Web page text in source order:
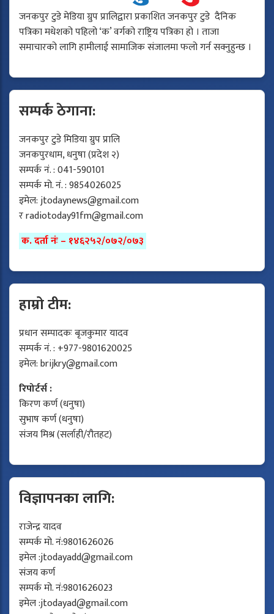
जनकपुर टुडे मेडिया ग्रुप प्रालिद्वारा प्रकाशित जनकपुर टुडे दैनिक
पत्रिका मधेशको पहिलो ‘क’ वर्गको राष्ट्रिय पत्रिका हो । ताजा
समाचारको लागि हामीलाई सामाजिक संजालमा फलो गर्न सक्नुहुन्छ ।
सम्पर्क ठेगाना:
जनकपुर टुडे मिडिया ग्रुप प्रालि
जनकपुरधाम, धनुषा (प्रदेश २)
सम्पर्क नं. : 041-590101
सम्पर्क मो. नं. : 9854026025
इमेल:jtodaynews@gmail.com
रradiotoday91fm@gmail.com
क. दर्ता नंः – १४६२५२/०७२/०७३
हाम्रो टीम:
प्रधान सम्पादकः बृजकुमार यादव
सम्पर्क नं. : +977-9801620025
इमेल:brijkry@gmail.com
रिपोर्टर्स :
किरण कर्ण (धनुषा)
सुभाष कर्ण (धनुषा)
संजय मिश्र (सर्लाही/रौतहट)
विज्ञापनका लागि:
राजेन्द्र यादव
सम्पर्क मो. नं:9801626026
इमेल :jtodayadd@gmail.com
संजय कर्ण
सम्पर्क मो. नं:9801626023
इमेल :jtodayad@gmail.com